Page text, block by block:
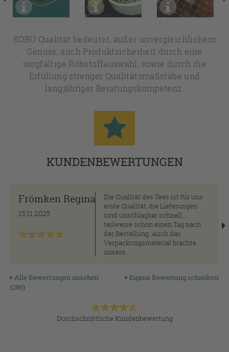
KOBU Qualität bedeutet, außer unvergleichlichem
Genuss, auch Produktsicherheit durch eine
sorgfältige Rohstoffauswahl, sowie durch die
Erfüllung strenger Qualitätsmaßstäbe und
langjähriger Beratungskompetenz.
KUNDENBEWERTUNGEN
Frömken Regina
15.11.2025
Die Qualität des Tees ist für uns
erste Qualität, die Lieferungen
sind unschlagbar schnell,
teilweise schon einen Tag nach
der Bestellung. Auch das
Verpackungsmaterial brachte
unsere...
Alle Bewertungen ansehen
(286)
Eigene Bewertung schreiben
Durchschnittliche Kundenbewertung